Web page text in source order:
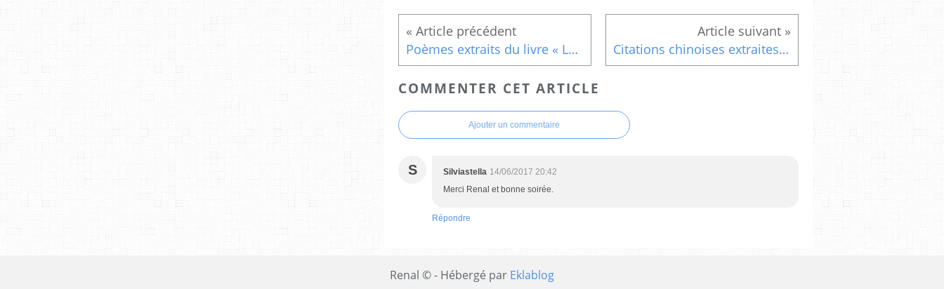
Poèmes extraits du livre « Le canari m’a dit » contes et poèmes d’Afrique (Esquisse) Citations chinoises extraites du livre « Le chat philosophe » (2)
COMMENTER CET ARTICLE
Ajouter un commentaire
S Silviastella 14/06/2017 20:42
Merci Renal et bonne soirée.
Répondre
Renal © - Hébergé par Eklablog